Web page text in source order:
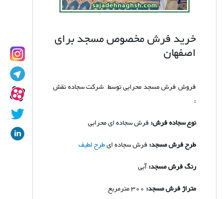
خرید فرش مخصوص مسجد برای
اصفهان
فروش فرش مسجد محرابی توسط شرکت سجاده نقش
:
نوع سجاده فرش:فرش سجاده ای محرابی
طرح فرش مسجد:فرش سجاده ایطرح لطیف
رنگ فرش مسجد:آبی
متراژ فرش مسجد: 300مترمربع